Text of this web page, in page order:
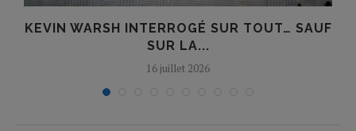
KEVIN WARSH INTERROGÉ SUR TOUT… SAUF
SUR LA...
16 juillet 2026